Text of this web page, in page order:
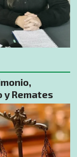
y Remates